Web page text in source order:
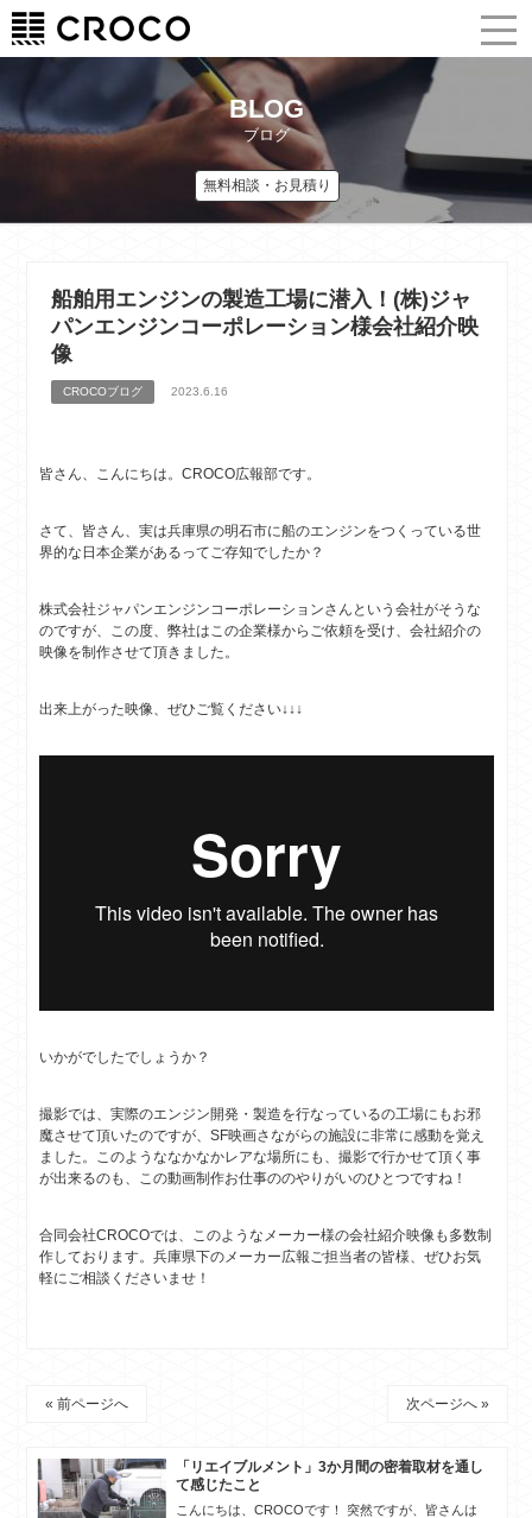
BLOG
ブログ
無料相談・お見積り
船舶用エンジンの製造工場に潜入！(株)ジャ
パンエンジンコーポレーション様会社紹介映
像
CROCOブログ 2023.6.16
皆さん、こんにちは。CROCO広報部です。
さて、皆さん、実は兵庫県の明石市に船のエンジンをつくっている世
界的な日本企業があるってご存知でしたか？
株式会社ジャパンエンジンコーポレーションさんという会社がそうな
のですが、この度、弊社はこの企業様からご依頼を受け、会社紹介の
映像を制作させて頂きました。
出来上がった映像、ぜひご覧ください↓↓↓
いかがでしたでしょうか？
撮影では、実際のエンジン開発・製造を行なっているの工場にもお邪
魔させて頂いたのですが、SF映画さながらの施設に非常に感動を覚え
ました。このようななかなかレアな場所にも、撮影で行かせて頂く事
が出来るのも、この動画制作お仕事ののやりがいのひとつですね！
合同会社CROCOでは、このようなメーカー様の会社紹介映像も多数制
作しております。兵庫県下のメーカー広報ご担当者の皆様、ぜひお気
軽にご相談くださいませ！
次ページへ »
« 前ページへ
「リエイブルメント」3か月間の密着取材を通し
て感じたこと
こんにちは、CROCOです！ 突然ですが、皆さんは